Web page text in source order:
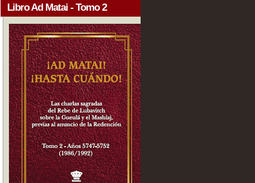
Libro Ad Matai - Tomo 2